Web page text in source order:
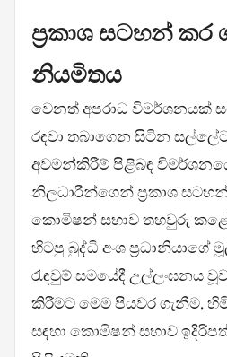
ප්‍රකාශ සටහන් කර
නියමිතය
වෙනත් අපරාධ විමර්ශනයක්
රඳවා තබාගෙන සිටින
අවමන්කිරීම් පිළිබඳ
නිලධාරීන්ගෙන් ප්‍රකාශ
කොමිෂන් සභාව තහවුරු
හිටපු බුද්ධි අංශ ප්‍රධානියාගේ
රැඳවුම් සමයේදී උල්ලංඝනය
කිරීමට මෙම පියවර ගැනීම,
සඳහා කොමිෂන් සභාව